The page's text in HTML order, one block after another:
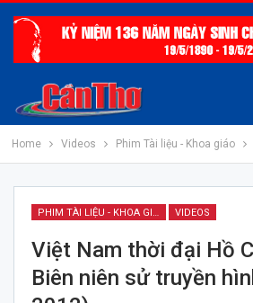
Home Videos Phim Tài liệu - Khoa giáo
PHIM TÀI LIỆU - KHOA GIÁO VIDEOS
Việt Nam thời đại Hồ
Biên niên sử truyền